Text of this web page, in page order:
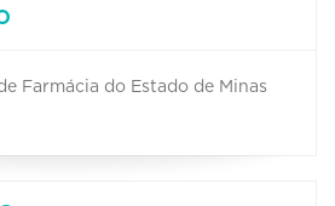
Farmácia do Estado de Minas